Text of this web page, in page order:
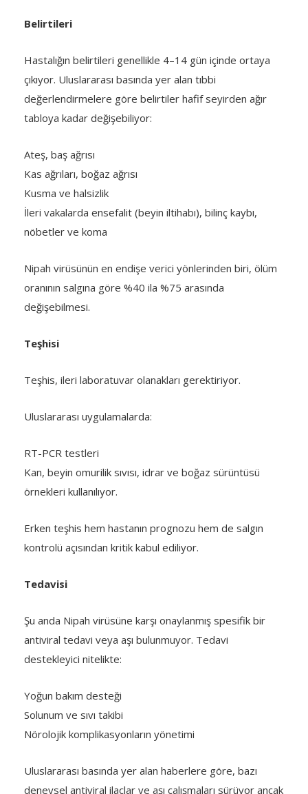
Belirtileri
Hastalığın belirtileri genellikle 4–14 gün içinde ortaya
çıkıyor. Uluslararası basında yer alan tıbbi
değerlendirmelere göre belirtiler hafif seyirden ağır
tabloya kadar değişebiliyor:
Ateş, baş ağrısı
Kas ağrıları, boğaz ağrısı
Kusma ve halsizlik
İleri vakalarda ensefalit (beyin iltihabı), bilinç kaybı,
nöbetler ve koma
Nipah virüsünün en endişe verici yönlerinden biri, ölüm
oranının salgına göre %40 ila %75 arasında
değişebilmesi.
Teşhisi
Teşhis, ileri laboratuvar olanakları gerektiriyor.
Uluslararası uygulamalarda:
RT-PCR testleri
Kan, beyin omurilik sıvısı, idrar ve boğaz sürüntüsü
örnekleri kullanılıyor.
Erken teşhis hem hastanın prognozu hem de salgın
kontrolü açısından kritik kabul ediliyor.
Tedavisi
Şu anda Nipah virüsüne karşı onaylanmış spesifik bir
antiviral tedavi veya aşı bulunmuyor. Tedavi
destekleyici nitelikte:
Yoğun bakım desteği
Solunum ve sıvı takibi
Nörolojik komplikasyonların yönetimi
Uluslararası basında yer alan haberlere göre, bazı
deneysel antiviral ilaçlar ve aşı çalışmaları sürüyor ancak